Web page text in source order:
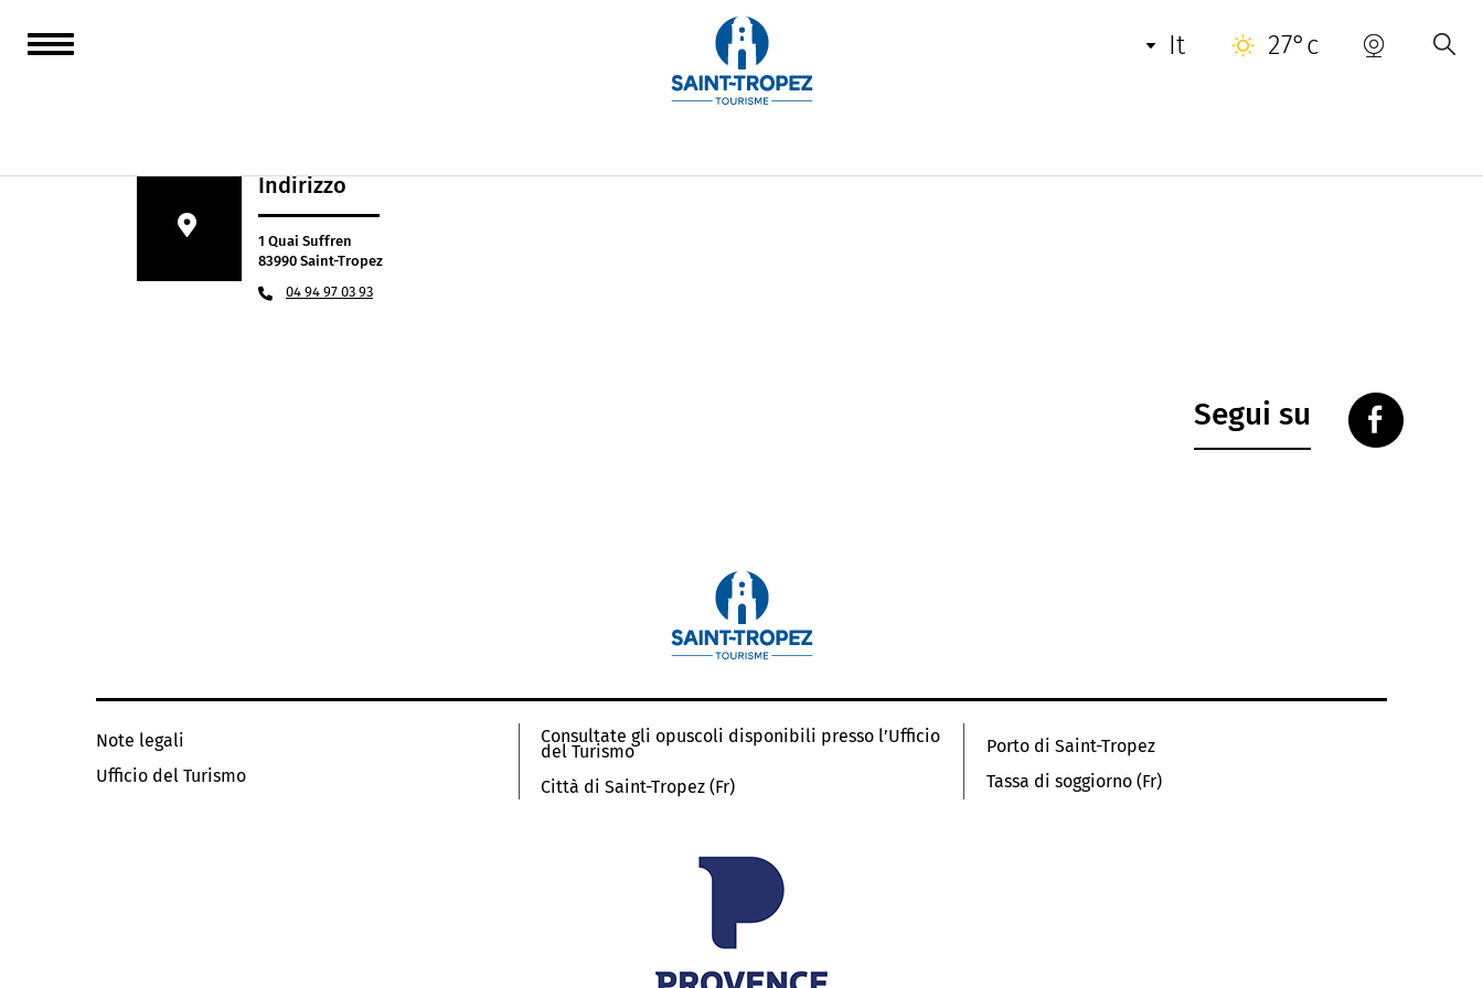
it 27°c
Indirizzo
1 Quai Suffren
83990 Saint-Tropez
04 94 97 03 93
Segui su
Note legali
Ufficio del Turismo
Consultate gli opuscoli disponibili presso l’Ufficio
del Turismo
Città di Saint-Tropez (Fr)
Porto di Saint-Tropez
Tassa di soggiorno (Fr)